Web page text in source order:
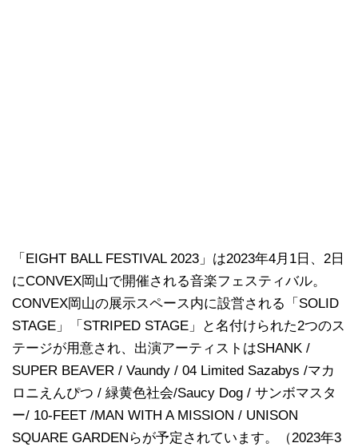
「EIGHT BALL FESTIVAL 2023」は2023年4月1日、2日
にCONVEX岡山で開催される音楽フェスティバル。
CONVEX岡山の展示スペース内に設営される「SOLID
STAGE」「STRIPED STAGE」と名付けられた2つのス
テージが用意され、出演アーティストはSHANK /
SUPER BEAVER / Vaundy / 04 Limited Sazabys /マカ
ロニえんぴつ / 緑黄色社会/Saucy Dog / サンボマスタ
ー/ 10-FEET /MAN WITH A MISSION / UNISON
SQUARE GARDENらが予定されています。（2023年3